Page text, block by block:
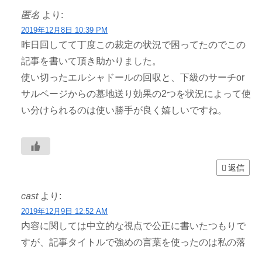
匿名 より:
2019年12月8日 10:39 PM
昨日回してて丁度この裁定の状況で困ってたのでこの
記事を書いて頂き助かりました。
使い切ったエルシャドールの回収と、下級のサーチor
サルベージからの墓地送り効果の2つを状況によって使
い分けられるのは使い勝手が良く嬉しいですね。
返信
cast より:
2019年12月9日 12:52 AM
内容に関しては中立的な視点で公正に書いたつもりで
すが、記事タイトルで強めの言葉を使ったのは私の落